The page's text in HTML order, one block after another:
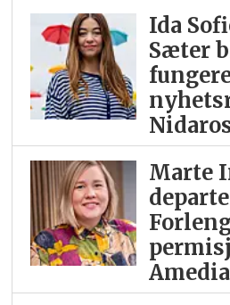
Ida
Sæter
Marte
Amedia